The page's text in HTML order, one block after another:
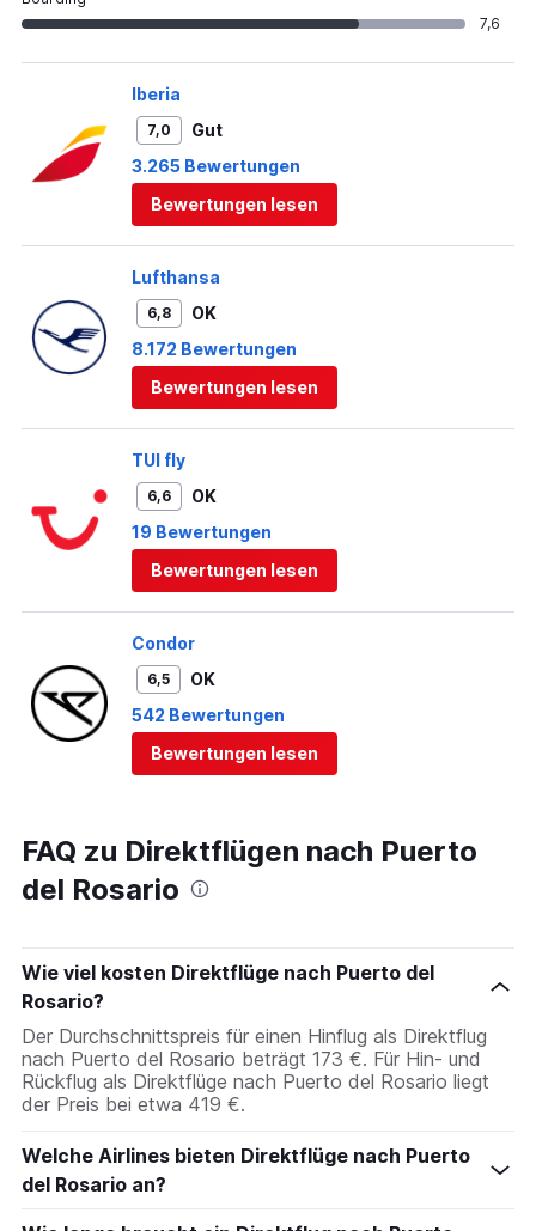
7,6
Iberia
7,0
Gut
3.265 Bewertungen
Bewertungen lesen
Lufthansa
6,8
OK
8.172 Bewertungen
Bewertungen lesen
TUI fly
6,6
OK
19 Bewertungen
Bewertungen lesen
Condor
6,5
OK
542 Bewertungen
Bewertungen lesen
FAQ zu Direktflügen nach Puerto
del Rosario
Wie viel kosten Direktflüge nach Puerto del
Rosario?
Der Durchschnittspreis für einen Hinflug als Direktflug
nach Puerto del Rosario beträgt 173 €. Für Hin- und
Rückflug als Direktflüge nach Puerto del Rosario liegt
der Preis bei etwa 419 €.
Welche Airlines bieten Direktflüge nach Puerto
del Rosario an?